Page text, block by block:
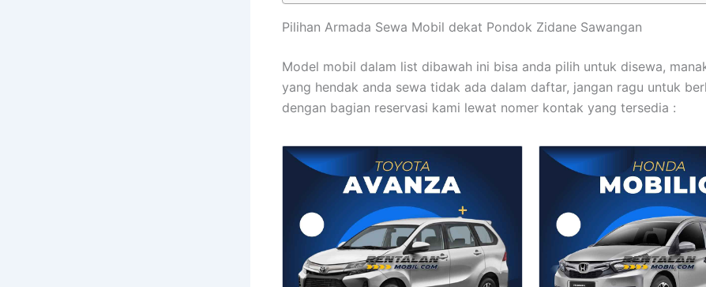
Pilihan Armada Sewa Mobil dekat Pondok Zidane Sawangan
Model mobil dalam list dibawah ini bisa anda pilih untuk disewa,
yang hendak anda sewa tidak ada dalam daftar, jangan ragu untuk
dengan bagian reservasi kami lewat nomer kontak yang tersedia :